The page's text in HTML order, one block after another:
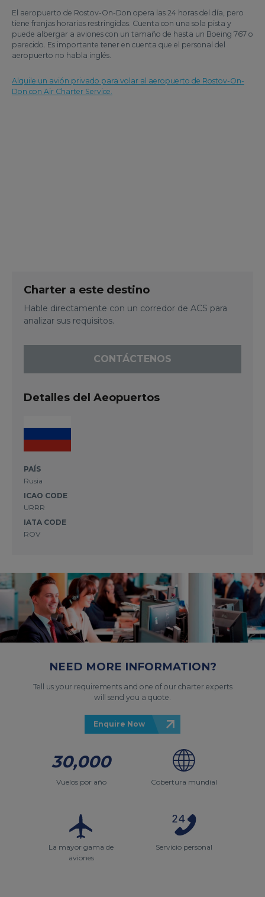
El aeropuerto de Rostov-On-Don opera las 24 horas del día, pero
tiene franjas horarias restringidas. Cuenta con una sola pista y
puede albergar a aviones con un tamaño de hasta un Boeing 767 o
parecido. Es importante tener en cuenta que el personal del
aeropuerto no habla inglés.
Alquile un avión privado para volar al aeropuerto de Rostov-On-
Don con Air Charter Service.
Charter a este destino
Hable directamente con un corredor de ACS para
analizar sus requisitos.
CONTÁCTENOS
Detalles del Aeopuertos
PAÍS
Rusia
ICAO CODE
URRR
IATA CODE
ROV
NEED MORE INFORMATION?
Tell us your requirements and one of our charter experts
will send you a quote.
Enquire Now
30,000
Vuelos por año Cobertura mundial
La mayor gama de
aviones
Servicio personal